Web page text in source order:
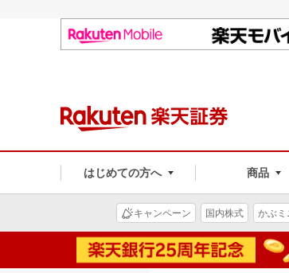
はじめての方へ 商品
キャンペーン 国内株式 かぶミ